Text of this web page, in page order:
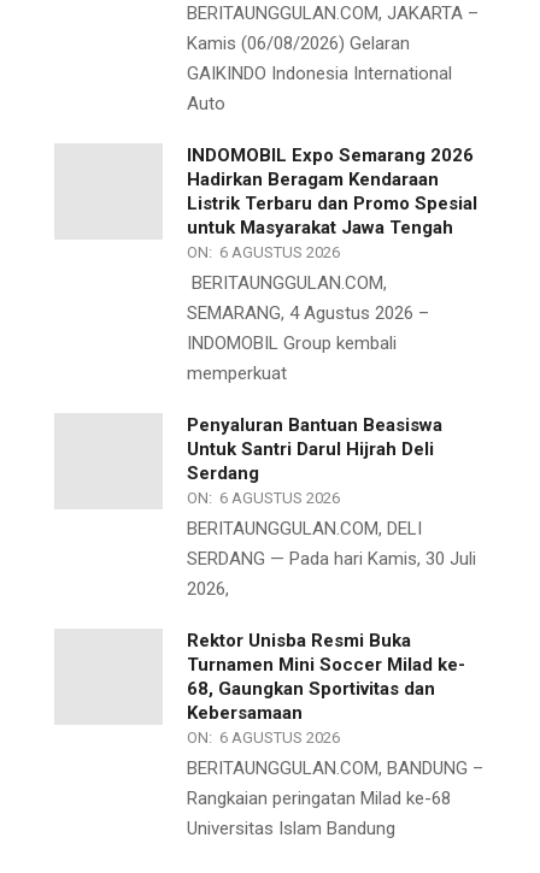
BERITAUNGGULAN.COM, JAKARTA –
Kamis (06/08/2026) Gelaran
GAIKINDO Indonesia International
Auto
INDOMOBIL Expo Semarang 2026
Hadirkan Beragam Kendaraan
Listrik Terbaru dan Promo Spesial
untuk Masyarakat Jawa Tengah
ON: 6 AGUSTUS 2026
BERITAUNGGULAN.COM,
SEMARANG, 4 Agustus 2026 –
INDOMOBIL Group kembali
memperkuat
Penyaluran Bantuan Beasiswa
Untuk Santri Darul Hijrah Deli
Serdang
ON: 6 AGUSTUS 2026
BERITAUNGGULAN.COM, DELI
SERDANG — Pada hari Kamis, 30 Juli
2026,
Rektor Unisba Resmi Buka
Turnamen Mini Soccer Milad ke-
68, Gaungkan Sportivitas dan
Kebersamaan
ON: 6 AGUSTUS 2026
BERITAUNGGULAN.COM, BANDUNG –
Rangkaian peringatan Milad ke-68
Universitas Islam Bandung